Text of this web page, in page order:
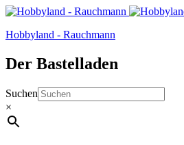
Hobbyland - Rauchmann
Der Bastelladen
Suchen
×